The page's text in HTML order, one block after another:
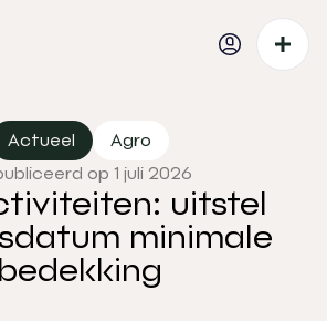
Actueel
Agro
op 1 juli 2026
uitstel
minimale
bedekking